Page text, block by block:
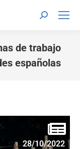
de trabajo
españolas
28/10/2022